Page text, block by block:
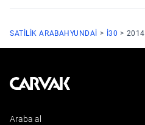
SATILIK ARABAHYUNDAI I30 2014
Kavak
Araba al